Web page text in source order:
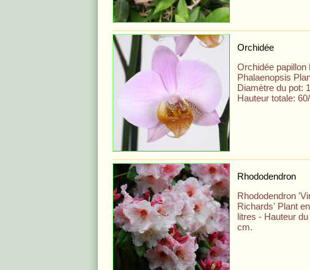
Orchidée
Orchidée papillon
Phalaenopsis
Diamètre du pot:
Hauteur totale:
Rhododendron
Rhododendron
Richards' Plant
litres - Hauteur
cm.